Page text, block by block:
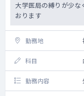
大学医局の縛りが少な
おります
勤務地
科目
勤務内容